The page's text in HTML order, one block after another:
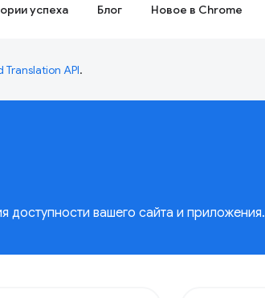
успеха Блог Новое в Chrome
Translation API.
доступности вашего сайта и приложения.